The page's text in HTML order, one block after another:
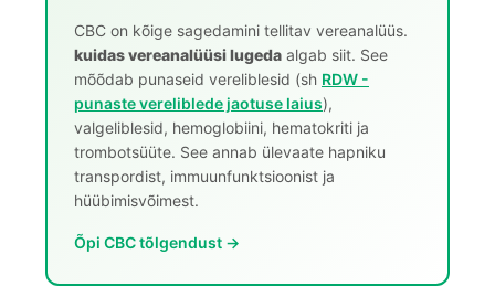
CBC on kõige sagedamini tellitav vereanalüüs.
kuidas vereanalüüsi lugeda algab siit. See
mõõdab punaseid vereliblesid (sh RDW -
punaste vereliblede jaotuse laius),
valgeliblesid, hemoglobiini, hematokriti ja
trombotsüüte. See annab ülevaate hapniku
transpordist, immuunfunktsioonist ja
hüübimisvõimest.
Õpi CBC tõlgendust →
Magyar
Shqip
বাংলা
اردو
मराठी
తెలుగు